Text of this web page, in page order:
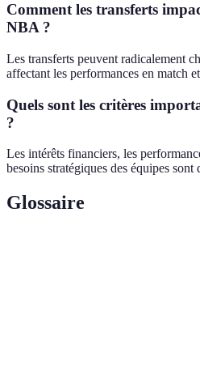
Comment les transferts
NBA ?
Les transferts peuvent radicalement
affectant les performances en match
Quels sont les critères
?
Les intérêts financiers, les
besoins stratégiques des équipes
Glossaire